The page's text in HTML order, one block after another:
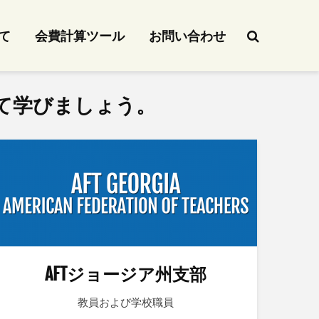
会費計算ツール お問い合わせ
びましょう。
AFTジョージア州支部
教員および学校職員